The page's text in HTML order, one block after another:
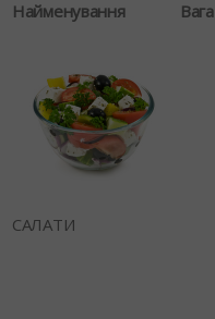
Найменування Вага
САЛАТИ